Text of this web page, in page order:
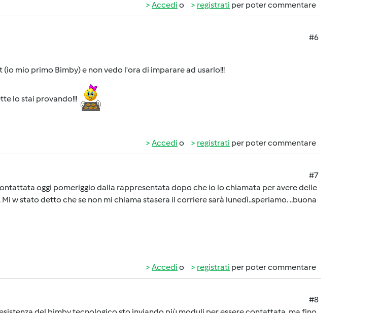
Accedi o registrati per poter commentare
#6
mio primo Bimby) e non vedo l'ora di imparare ad usarlo!!!
lo stai provando!!!
Accedi o registrati per poter commentare
#7
oggi pomeriggio dalla rappresentata dopo che io lo chiamata per avere delle
w stato detto che se non mi chiama stasera il corriere sarà lunedì..speriamo. ..buona
Accedi o registrati per poter commentare
#8